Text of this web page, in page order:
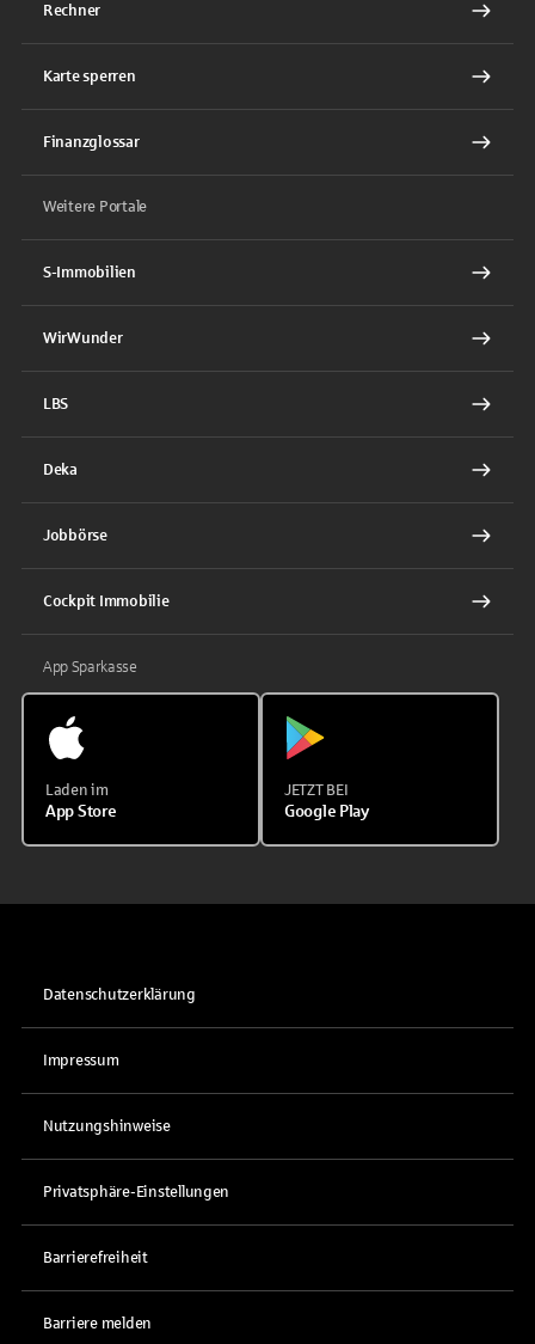
Rechner
Karte sperren
Finanzglossar
Weitere Portale
S-Immobilien
WirWunder
LBS
Deka
Jobbörse
Cockpit Immobilie
App Sparkasse
Laden im
App Store
JETZT BEI
Google Play
Datenschutzerklärung
Impressum
Nutzungshinweise
Privatsphäre-Einstellungen
Barrierefreiheit
Barriere melden